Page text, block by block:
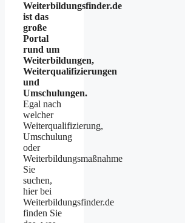
Weiterbildungsfinder.de
ist das
große
Portal
rund um
Weiterbildungen,
Weiterqualifizierungen
und
Umschulungen.
Egal nach
welcher
Weiterqualifizierung,
Umschulung
oder
Weiterbildungsmaßnahme
Sie
suchen,
hier bei
Weiterbildungsfinder.de
finden Sie